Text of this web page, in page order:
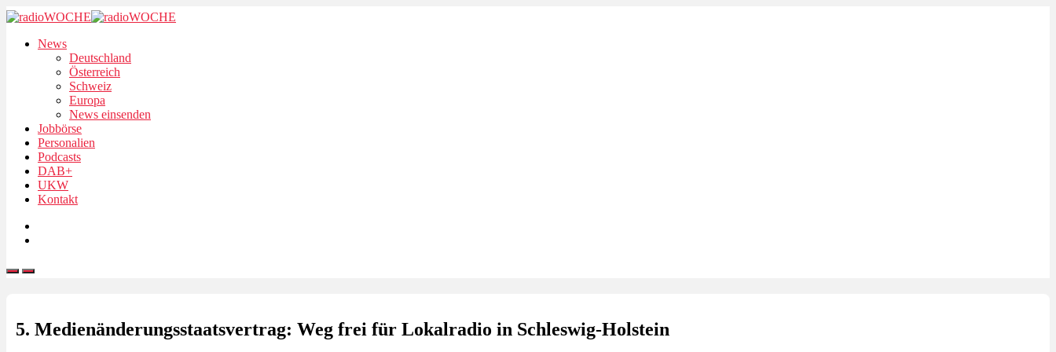
News
Deutschland
Österreich
Schweiz
Europa
News einsenden
Jobbörse
Personalien
Podcasts
DAB+
UKW
Kontakt
5. Medienänderungsstaatsvertrag: Weg frei für Lokalradio in Schleswig-Holstein